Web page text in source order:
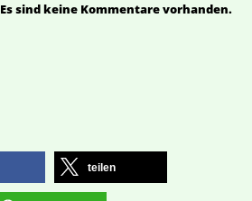
Es sind keine Kommentare vorhanden.
teilen